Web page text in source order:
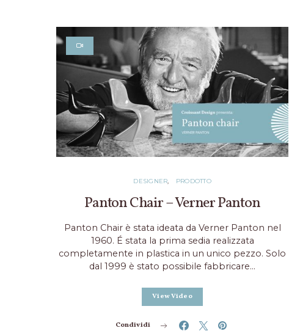
DESIGNER PRODOTTO
Panton Chair – Verner Panton
Panton Chair è stata ideata da Verner Panton nel
1960. É stata la prima sedia realizzata
completamente in plastica in un unico pezzo. Solo
dal 1999 è stato possibile fabbricare…
View Video
Condividi